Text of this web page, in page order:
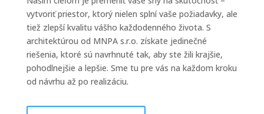
vytvoriť priestor, ktorý nielen splní vaše požiadavky, ale
tiež zlepší kvalitu vášho každodenného života. S
architektúrou od MNPA s.r.o. získate jedinečné
riešenia, ktoré sú navrhnuté tak, aby ste žili krajšie,
pohodlnejšie a lepšie. Sme tu pre vás na každom kroku
od návrhu až po realizáciu.